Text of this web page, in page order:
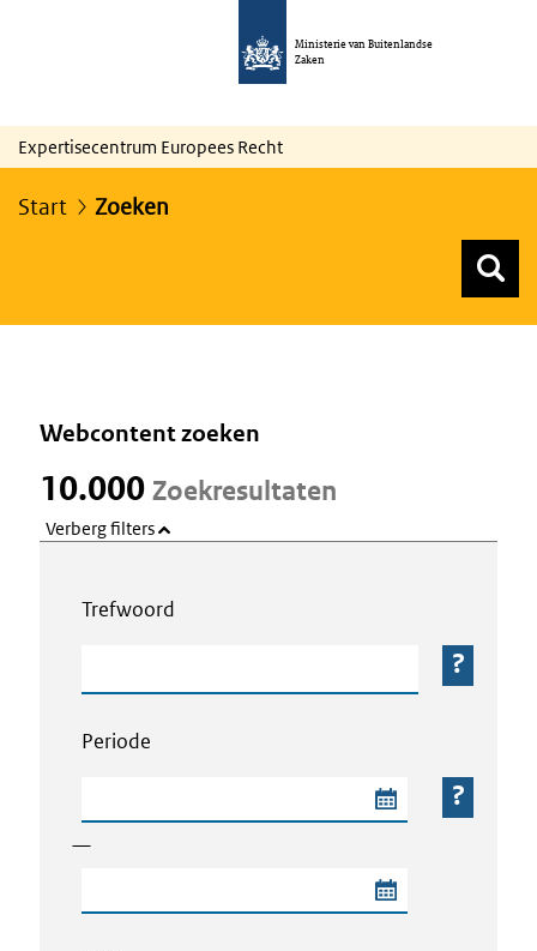
Ministerie van Buitenlandse
Zaken
Expertisecentrum Europees Recht
Start Zoeken
Webcontent zoeken
10.000 Zoekresultaten
Verberg filters
Trefwoord
Periode
—